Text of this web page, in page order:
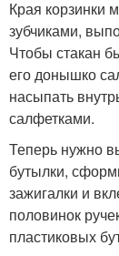
Края корзинки
зубчиками,
Чтобы стакан
его донышко
насыпать
салфетками.
Теперь нужно
бутылки,
зажигалки и
половинок
пластиковых